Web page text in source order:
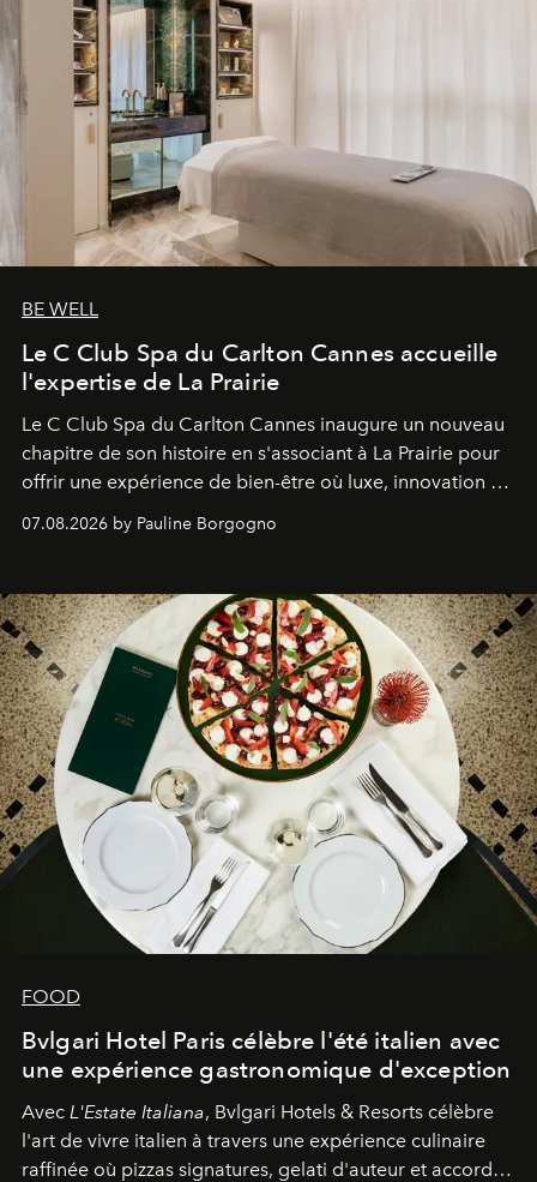
BE WELL
Le C Club Spa du Carlton Cannes accueille
l'expertise de La Prairie
Le C Club Spa du Carlton Cannes inaugure un nouveau
chapitre de son histoire en s'associant à La Prairie pour
offrir une expérience de bien-être où luxe, innovation et
07.08.2026 by Pauline Borgogno
FOOD
Bvlgari Hotel Paris célèbre l'été italien avec
une expérience gastronomique d'exception
Avec L'Estate Italiana, Bvlgari Hotels & Resorts célèbre
l'art de vivre italien à travers une expérience culinaire
raffinée où pizzas signatures, gelati d'auteur et accords